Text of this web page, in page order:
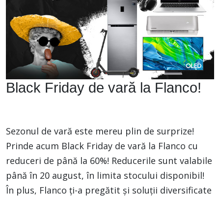
Black Friday de vară la Flanco!
Sezonul de vară este mereu plin de surprize!
Prinde acum Black Friday de vară la Flanco cu
reduceri de până la 60%! Reducerile sunt valabile
până în 20 august, în limita stocului disponibil!
În plus, Flanco ți-a pregătit și soluții diversificate